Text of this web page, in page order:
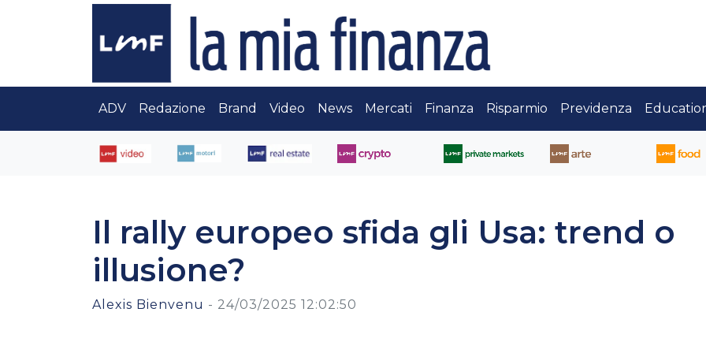
ADV Redazione Brand Video News Mercati Finanza Risparmio Previdenza
Il rally europeo sfida gli Usa: trend o
illusione?
Alexis Bienvenu - 24/03/2025 12:02:50